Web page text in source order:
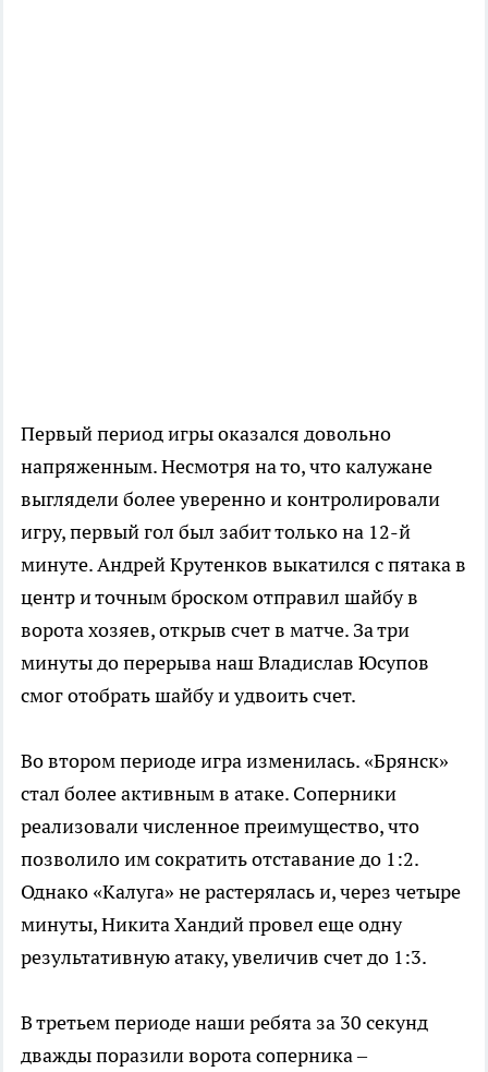
Первый период игры оказался довольно
напряженным. Несмотря на то, что калужане
выглядели более уверенно и контролировали
игру, первый гол был забит только на 12-й
минуте. Андрей Крутенков выкатился с пятака в
центр и точным броском отправил шайбу в
ворота хозяев, открыв счет в матче. За три
минуты до перерыва наш Владислав Юсупов
смог отобрать шайбу и удвоить счет.
Во втором периоде игра изменилась. «Брянск»
стал более активным в атаке. Соперники
реализовали численное преимущество, что
позволило им сократить отставание до 1:2.
Однако «Калуга» не растерялась и, через четыре
минуты, Никита Хандий провел еще одну
результативную атаку, увеличив счет до 1:3.
В третьем периоде наши ребята за 30 секунд
дважды поразили ворота соперника –